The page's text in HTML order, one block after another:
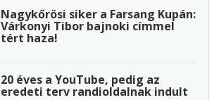
Nagykőrösi siker a Farsang Kupán:
Várkonyi Tibor bajnoki címmel
tért haza!
20 éves a YouTube, pedig az
eredeti terv randioldalnak indult